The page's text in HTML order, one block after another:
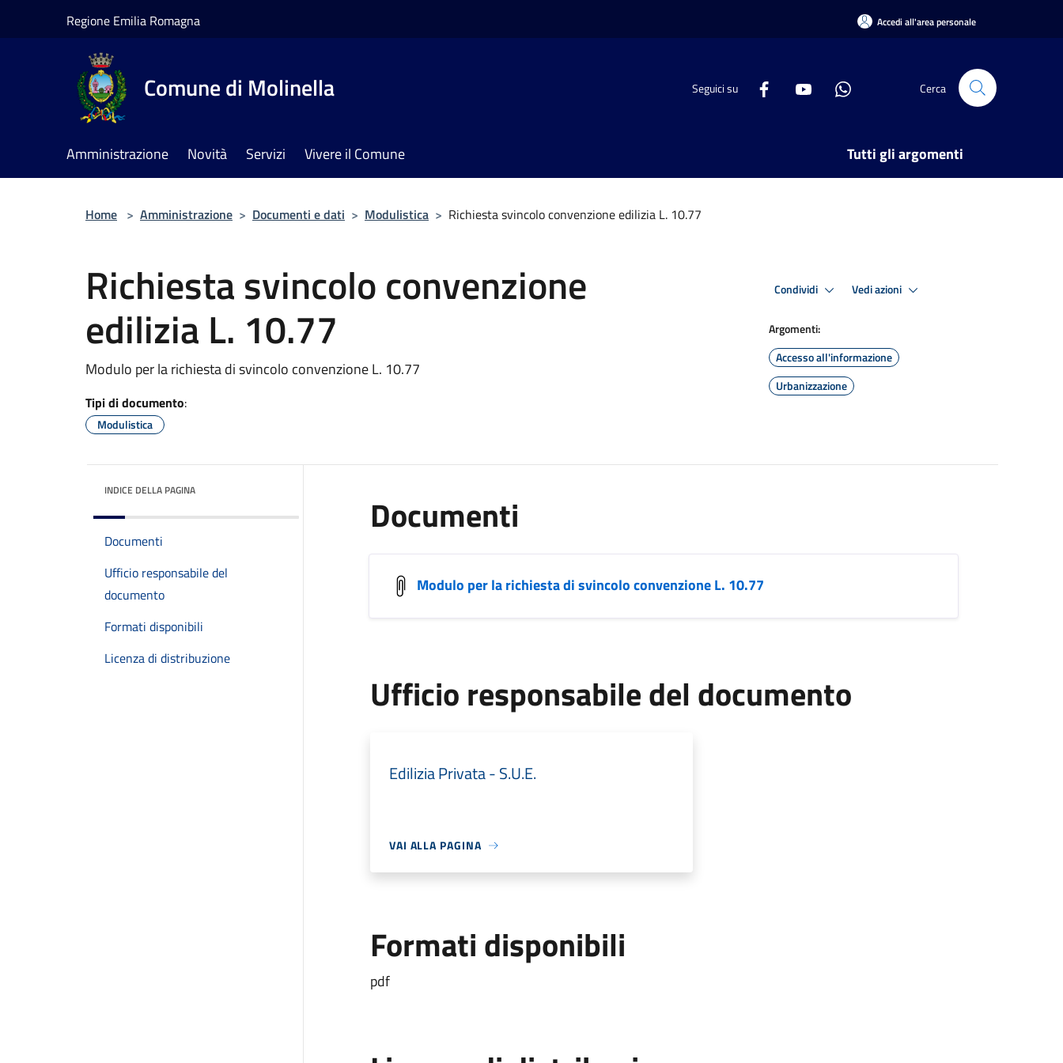
Regione Emilia Romagna Accedi all'area personale
Comune di Molinella Seguici su Cerca
Amministrazione Novità Servizi Vivere il Comune Tutti gli argomenti
Home > Amministrazione > Documenti e dati > Modulistica > Richiesta svincolo convenzione edilizia L. 10.77
Richiesta svincolo convenzione
edilizia L. 10.77
Modulo per la richiesta di svincolo convenzione L. 10.77
Tipi di documento:
Modulistica
Condividi Vedi azioni
Argomenti:
Accesso all'informazione
Urbanizzazione
INDICE DELLA PAGINA
Documenti
Ufficio responsabile del
documento
Formati disponibili
Licenza di distribuzione
Documenti
Modulo per la richiesta di svincolo convenzione L. 10.77
Ufficio responsabile del documento
Edilizia Privata - S.U.E.
VAI ALLA PAGINA
Formati disponibili
pdf